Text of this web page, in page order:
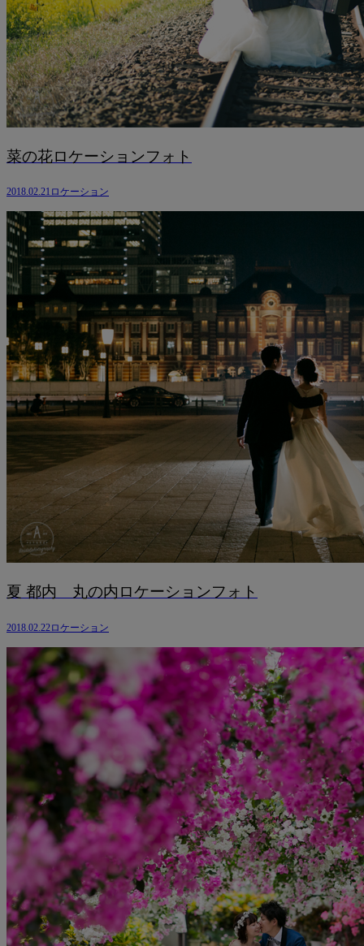
菜の花ロケーションフォト
2018.02.21 ロケーション
夏 都内 丸の内ロケーションフォト
2018.02.22ロケーション